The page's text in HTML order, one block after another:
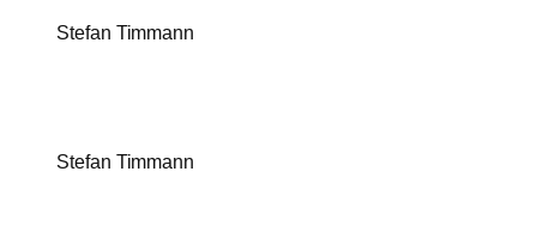
Stefan Timmann
Stefan Timmann